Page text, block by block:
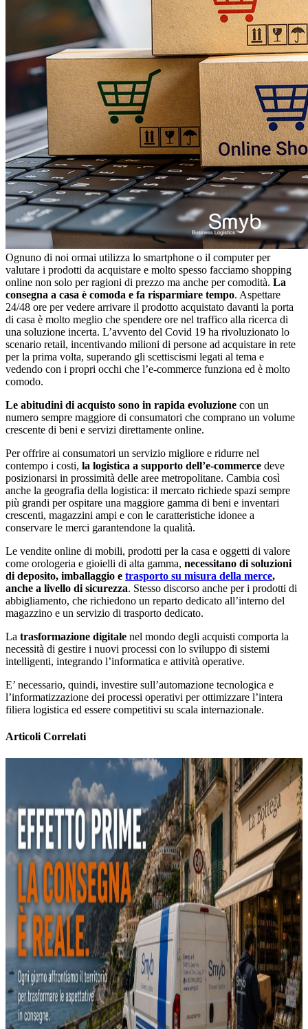
Ognuno di noi ormai utilizza lo smartphone o il computer per
valutare i prodotti da acquistare e molto spesso facciamo shopping
online non solo per ragioni di prezzo ma anche per comodità. La
consegna a casa è comoda e fa risparmiare tempo. Aspettare
24/48 ore per vedere arrivare il prodotto acquistato davanti la porta
di casa è molto meglio che spendere ore nel traffico alla ricerca di
una soluzione incerta. L’avvento del Covid 19 ha rivoluzionato lo
scenario retail, incentivando milioni di persone ad acquistare in rete
per la prima volta, superando gli scettiscismi legati al tema e
vedendo con i propri occhi che l’e-commerce funziona ed è molto
comodo.
Le abitudini di acquisto sono in rapida evoluzione con un
numero sempre maggiore di consumatori che comprano un volume
crescente di beni e servizi direttamente online.
Per offrire ai consumatori un servizio migliore e ridurre nel
contempo i costi, la logistica a supporto dell’e-commerce deve
posizionarsi in prossimità delle aree metropolitane. Cambia così
anche la geografia della logistica: il mercato richiede spazi sempre
più grandi per ospitare una maggiore gamma di beni e inventari
crescenti, magazzini ampi e con le caratteristiche idonee a
conservare le merci garantendone la qualità.
Le vendite online di mobili, prodotti per la casa e oggetti di valore
come orologeria e gioielli di alta gamma, necessitano di soluzioni
di deposito, imballaggio e trasporto su misura della merce,
anche a livello di sicurezza. Stesso discorso anche per i prodotti di
abbigliamento, che richiedono un reparto dedicato all’interno del
magazzino e un servizio di trasporto dedicato.
La trasformazione digitale nel mondo degli acquisti comporta la
necessità di gestire i nuovi processi con lo sviluppo di sistemi
intelligenti, integrando l’informatica e attività operative.
E’ necessario, quindi, investire sull’automazione tecnologica e
l’informatizzazione dei processi operativi per ottimizzare l’intera
filiera logistica ed essere competitivi su scala internazionale.
Articoli Correlati